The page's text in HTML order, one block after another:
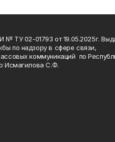
№ ТУ 02-01793 от 19.05.2025г.
по надзору в сфере связи,
коммуникаций по
Исмагилова С.Ф.